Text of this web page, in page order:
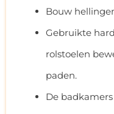
Bouw
Gebruikte
rolstoelen
paden.
De